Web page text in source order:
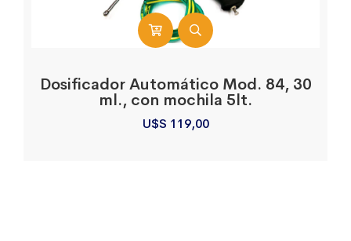
Dosificador Automático Mod. 84, 30
ml., con mochila 5lt.
U$S 119,00